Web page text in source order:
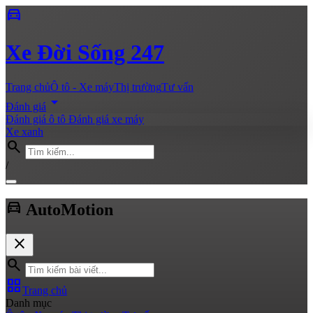
directions_car
Xe Đời Sống 247
Trang chủÔ tô - Xe máyThị trườngTư vấn
Đánh giá arrow_drop_down
Đánh giá ô tô Đánh giá xe máy
Xe xanh
search
/
directions_car AutoMotion
close
search
grid_viewTrang chủ
Danh mục